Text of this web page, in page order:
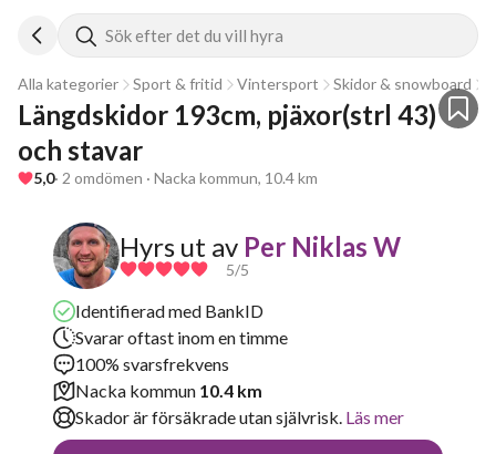
Sök efter det du vill hyra
Alla kategorier Sport & fritid Vintersport Skidor & snowboard
Längdskidor 193cm, pjäxor(strl 43)
och stavar
5,0· 2 omdömen · Nacka kommun, 10.4 km
Hyrs ut av Per Niklas W
5/5
Identifierad med BankID
Svarar oftast inom en timme
100% svarsfrekvens
Nacka kommun 10.4 km
Skador är försäkrade utan självrisk. Läs mer